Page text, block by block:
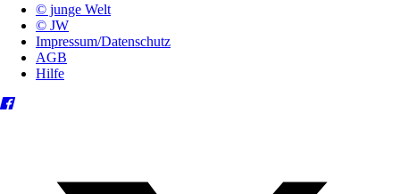
© junge Welt
© JW
Impressum/Datenschutz
AGB
Hilfe